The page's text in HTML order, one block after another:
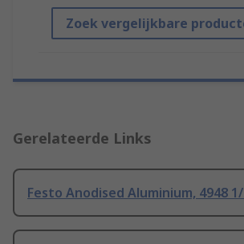
Zoek vergelijkbare
Gerelateerde Links
Festo Anodised Aluminium, 4948